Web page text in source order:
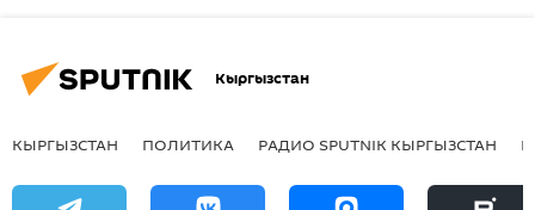
Кыргызстан
КЫРГЫЗСТАН ПОЛИТИКА РАДИО SPUTNIK КЫРГЫЗСТАН